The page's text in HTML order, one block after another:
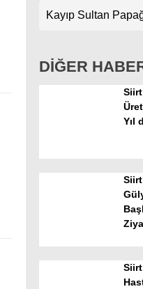
Kayıp Sultan
DİĞER
Yıl